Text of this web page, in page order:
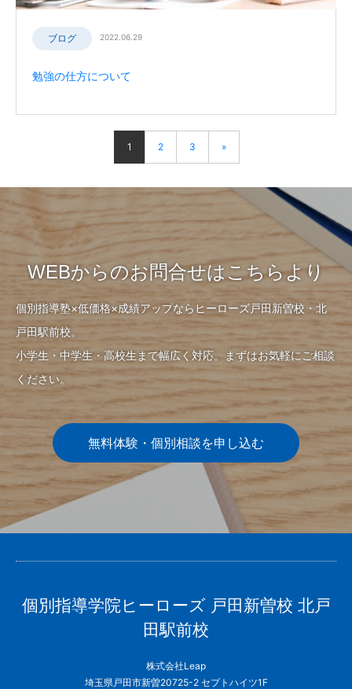
ブログ 2022.06.29
勉強の仕方について
1 2 3 »
WEBからのお問合せはこちらより
個別指導塾×低価格×成績アップならヒーローズ戸田新曽校・北
戸田駅前校。
小学生・中学生・高校生まで幅広く対応。まずはお気軽にご相談
ください。
無料体験・個別相談を申し込む
個別指導学院ヒーローズ 戸田新曽校 北戸
田駅前校
株式会社Leap
埼玉県戸田市新曽20725-2 セプトハイツ1F